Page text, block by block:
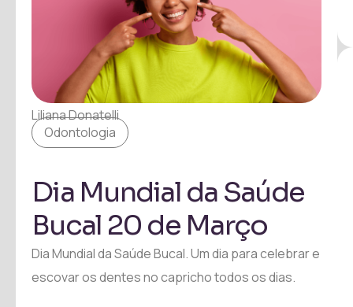
Liliana Donatelli
Odontologia
Dia Mundial da Saúde
Bucal 20 de Março
Dia Mundial da Saúde Bucal. Um dia para celebrar e
escovar os dentes no capricho todos os dias.